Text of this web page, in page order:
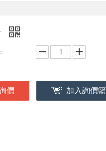
價 加入詢價籃